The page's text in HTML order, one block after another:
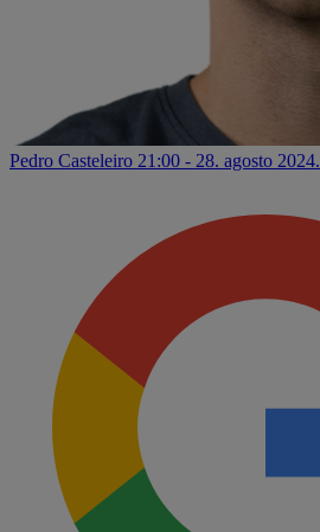
Pedro Casteleiro 21:00 - 28. agosto 2024.